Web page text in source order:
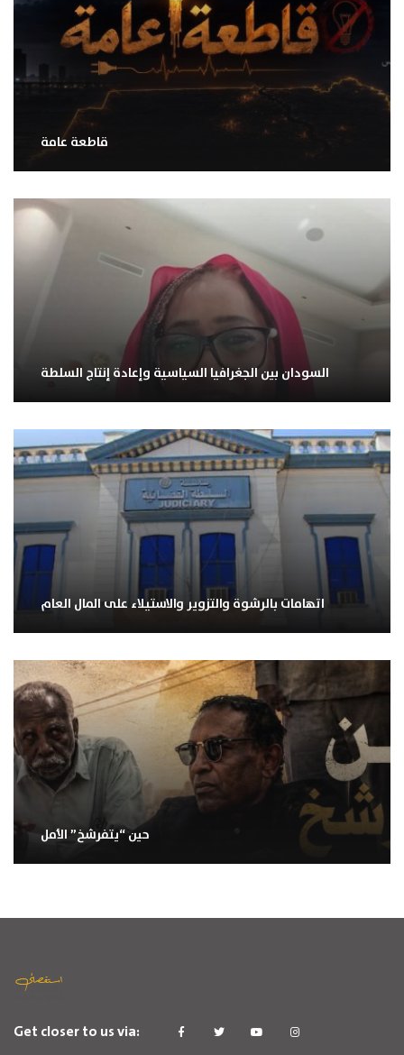
قاطعة عامة
السودان بين الجغرافيا السياسية وإعادة إنتاج السلطة
اتهامات بالرشوة والتزوير والاستيلاء على المال العام
حين “يتفرشخ” الأمل
Get closer to us via: